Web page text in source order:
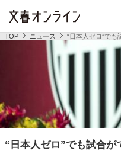
TOP ニュース “日本人ゼロ”で
“日本人ゼロ”でも試合